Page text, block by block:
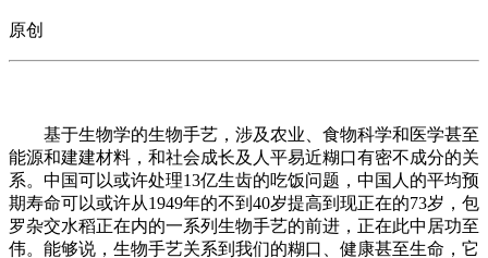
原创
基于生物学的生物手艺，涉及农业、食物科学和医学甚至
能源和建建材料，和社会成长及人平易近糊口有密不成分的关
系。中国可以或许处理13亿生齿的吃饭问题，中国人的平均预
期寿命可以或许从1949年的不到40岁提高到现正在的73岁，包
罗杂交水稻正在内的一系列生物手艺的前进，正在此中居功至
伟。能够说，生物手艺关系到我们的糊口、健康甚至生命，它